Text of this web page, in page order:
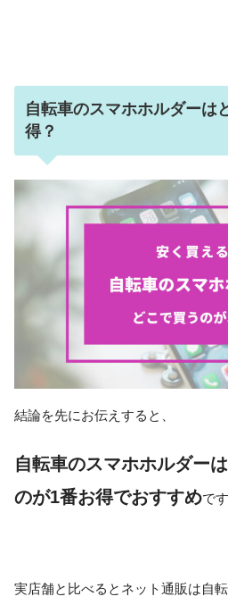
自転車のスマホホルダーは
得？
結論を先にお伝えすると、
自転車のスマホホルダー
のが1番お得でおすすめです
実店舗と比べるとネット通販は自